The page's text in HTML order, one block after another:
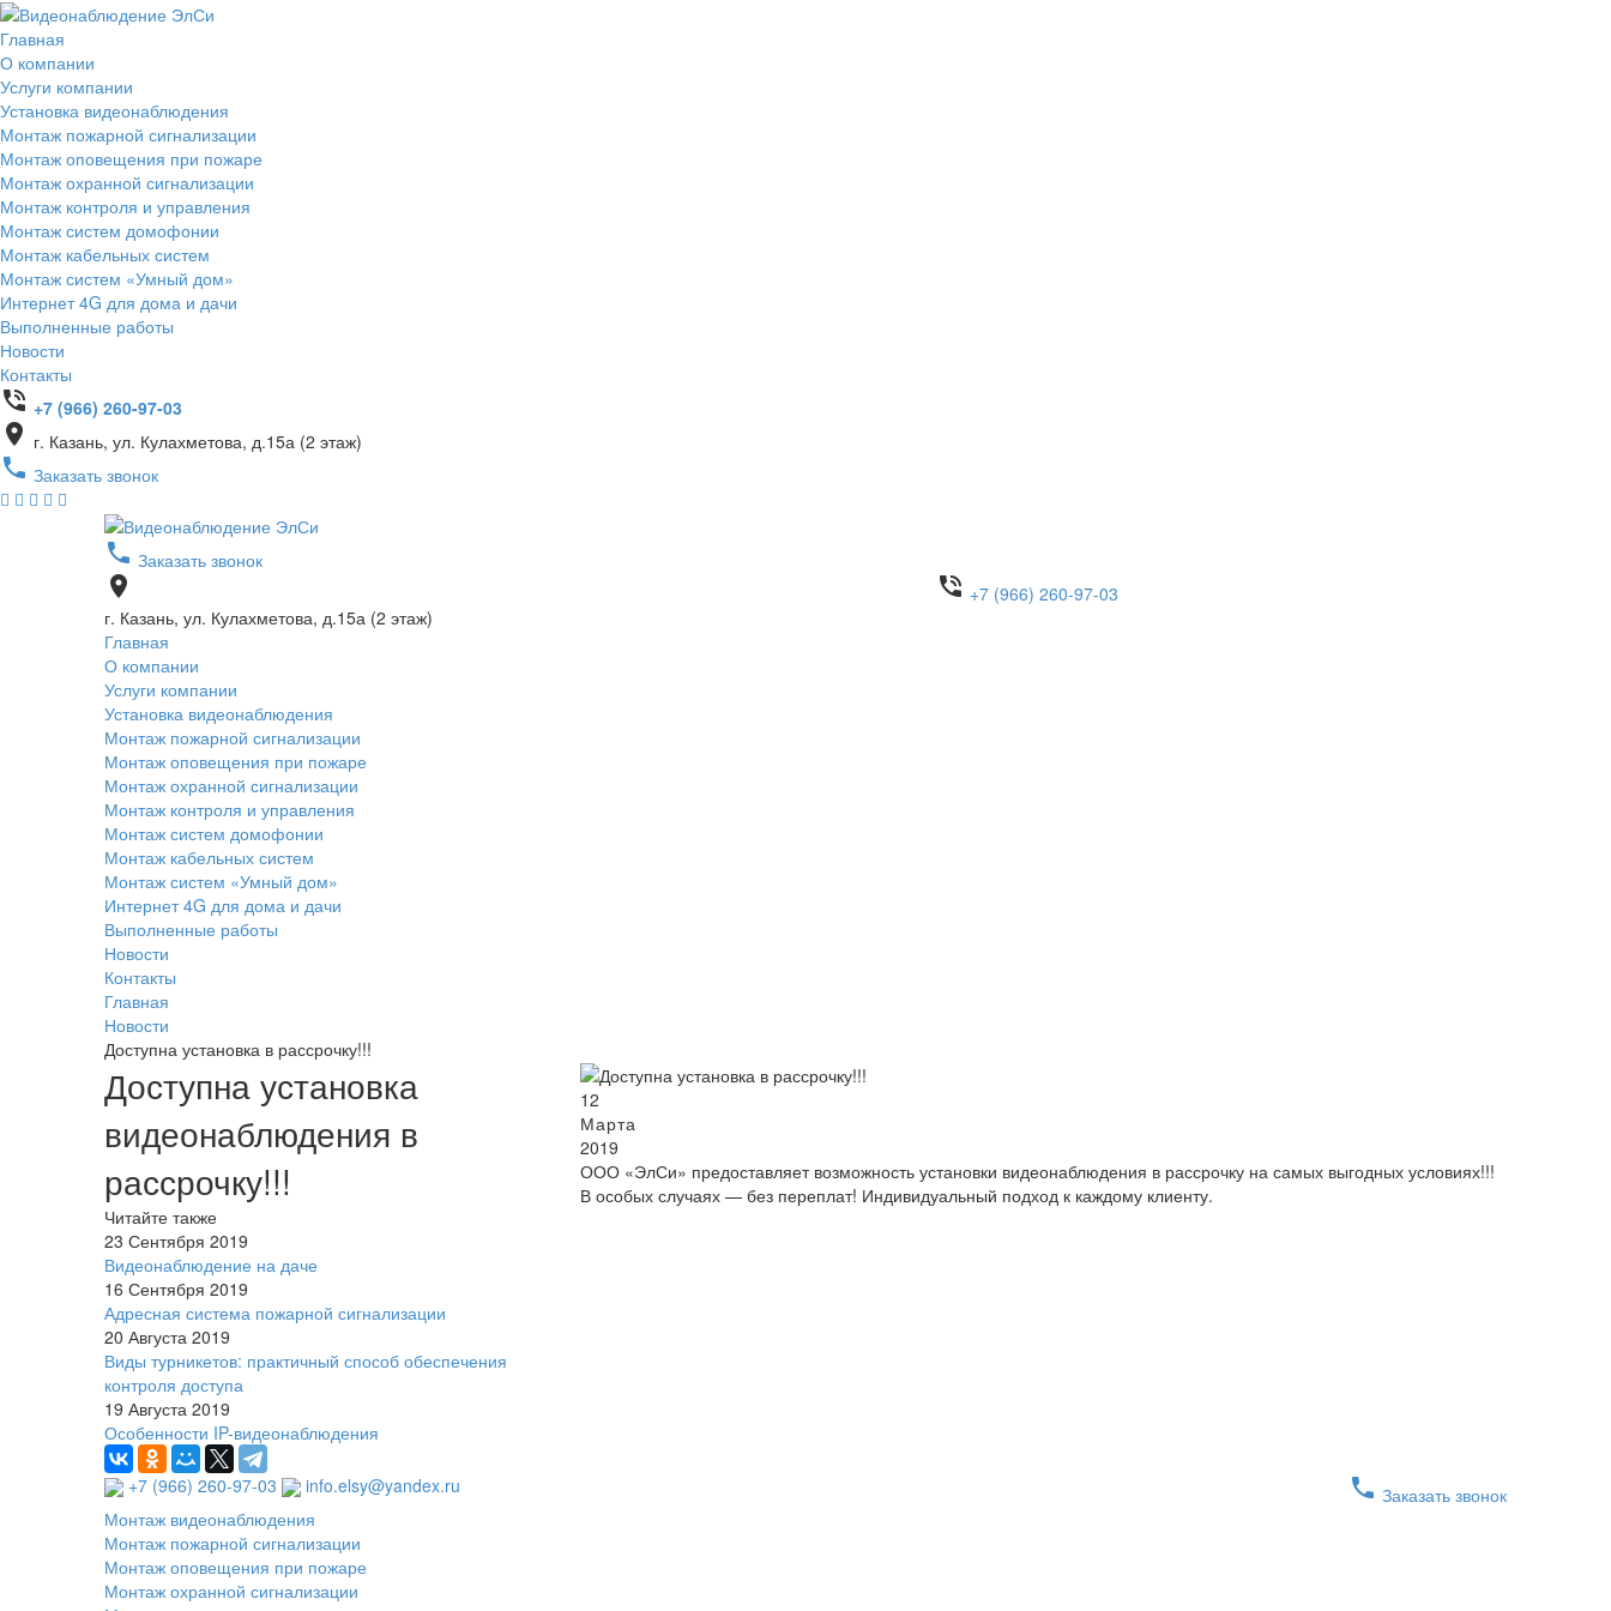
Главная
О компании
Услуги компании
Установка видеонаблюдения
Монтаж пожарной сигнализации
Монтаж оповещения при пожаре
Монтаж охранной сигнализации
Монтаж контроля и управления
Монтаж систем домофонии
Монтаж кабельных систем
Монтаж систем «Умный дом»
Интернет 4G для дома и дачи
Выполненные работы
Новости
Контакты
phone_in_talk +7 (966) 260-97-03
place г. Казань, ул. Кулахметова, д.15а (2 этаж)
phone Заказать звонок
phone Заказать звонок
place
г. Казань, ул. Кулахметова, д.15а (2 этаж)
phone_in_talk +7 (966) 260-97-03
Главная
О компании
Услуги компании
Установка видеонаблюдения
Монтаж пожарной сигнализации
Монтаж оповещения при пожаре
Монтаж охранной сигнализации
Монтаж контроля и управления
Монтаж систем домофонии
Монтаж кабельных систем
Монтаж систем «Умный дом»
Интернет 4G для дома и дачи
Выполненные работы
Новости
Контакты
Главная
Новости
Доступна установка в рассрочку!!!
12
Марта
2019
ООО «ЭлСи» предоставляет возможность установки видеонаблюдения в рассрочку на самых выгодных условиях!!!
В особых случаях — без переплат! Индивидуальный подход к каждому клиенту.
Доступна установка
видеонаблюдения в
рассрочку!!!
Читайте также
23 Сентября 2019
Видеонаблюдение на даче
16 Сентября 2019
Адресная система пожарной сигнализации
20 Августа 2019
Виды турникетов: практичный способ обеспечения
контроля доступа
19 Августа 2019
Особенности IP-видеонаблюдения
+7 (966) 260-97-03 info.elsy@yandex.ru phone Заказать звонок
Монтаж видеонаблюдения
Монтаж пожарной сигнализации
Монтаж оповещения при пожаре
Монтаж охранной сигнализации